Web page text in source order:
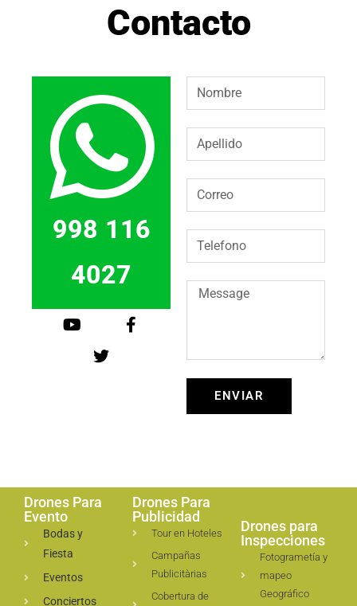
Contacto
998 116
4027
ENVIAR
Drones Para
Evento
Bodas y
Fiesta
Eventos
Conciertos
Drones Para
Publicidad
Tour en Hoteles
Campañas
Publicitàrias
Cobertura de
Drones para
Inspecciones
Fotogrametía y
mapeo
Geográfico